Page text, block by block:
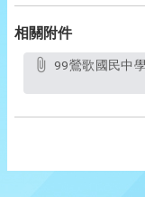
相關附件